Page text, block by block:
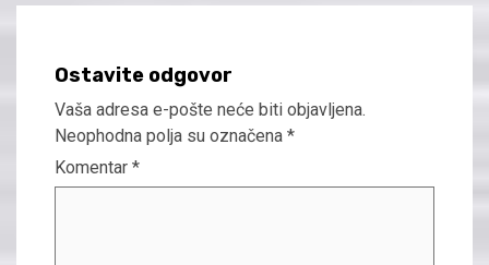
Ostavite odgovor
Vaša adresa e-pošte neće biti objavljena.
Neophodna polja su označena *
Komentar *